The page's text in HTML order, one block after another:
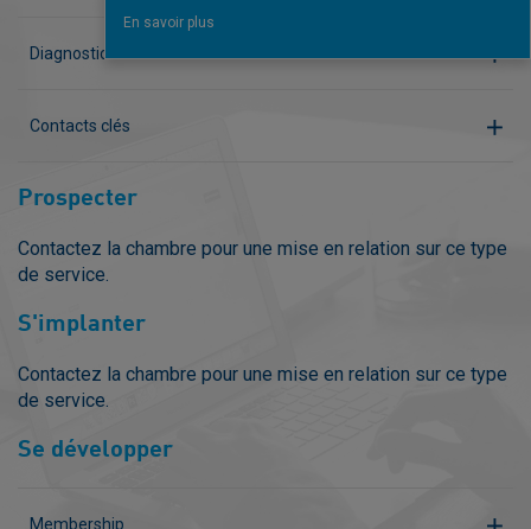
Diagnostic marché
Contacts clés
Prospecter
Contactez la chambre pour une mise en relation sur ce type
de service.
S'implanter
Contactez la chambre pour une mise en relation sur ce type
de service.
Se développer
Membership
En savoir plus